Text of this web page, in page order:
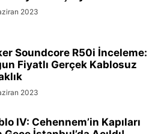
2023
Soundcore R50i İnceleme:
Fiyatlı Gerçek Kablosuz
2023
IV: Cehennem’in Kapıları